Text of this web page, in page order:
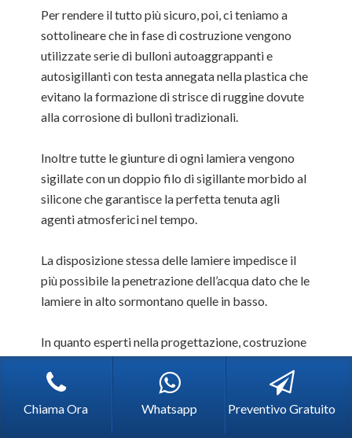
Per rendere il tutto più sicuro, poi, ci teniamo a
sottolineare che in fase di costruzione vengono
utilizzate serie di bulloni autoaggrappanti e
autosigillanti con testa annegata nella plastica che
evitano la formazione di strisce di ruggine dovute
alla corrosione di bulloni tradizionali.
Inoltre tutte le giunture di ogni lamiera vengono
sigillate con un doppio filo di sigillante morbido al
silicone che garantisce la perfetta tenuta agli
agenti atmosferici nel tempo.
La disposizione stessa delle lamiere impedisce il
più possibile la penetrazione dell’acqua dato che le
lamiere in alto sormontano quelle in basso.
In quanto esperti nella progettazione, costruzione
eVendita Silos Viale Coni Zugna Milano,
operiamo solo ed esclusivamente con i mezzi
tecnologici più recenti, impiegando i migliori
Chiama Ora Whatsapp Preventivo Gratuito